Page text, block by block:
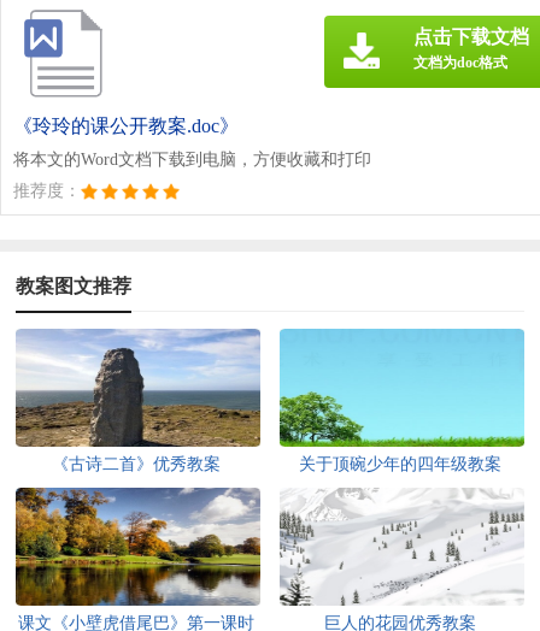
《玲玲的课公开教案.doc》
将本文的Word文档下载到电脑，方便收藏和打印
推荐度：
点击下载文档
文档为doc格式
教案图文推荐
《古诗二首》优秀教案 关于顶碗少年的四年级教案
课文《小壁虎借尾巴》第一课时 巨人的花园优秀教案